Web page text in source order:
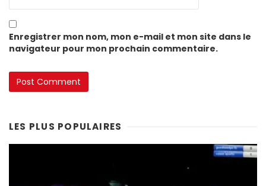
Enregistrer mon nom, mon e-mail et mon site dans le
navigateur pour mon prochain commentaire.
LES PLUS POPULAIRES